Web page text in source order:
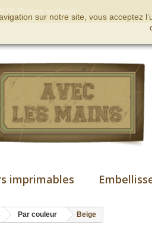
imprimables
Par couleur Beige
sur notre site, vous acceptez